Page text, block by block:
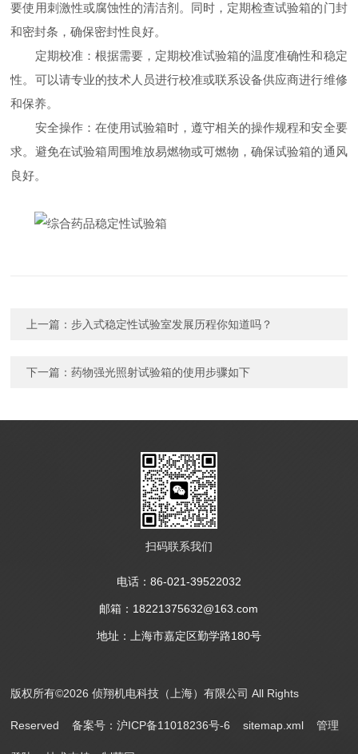
要使用刺激性或腐蚀性的清洁剂。同时，定期检查试验箱的门封
和密封条，确保密封性良好。
定期校准：根据需要，定期校准试验箱的温度准确性和稳定
性。可以请专业的技术人员进行校准或联系设备供应商进行维修
和保养。
安全操作：在使用试验箱时，遵守相关的操作规程和安全要
求。避免在试验箱周围堆放易燃物或可燃物，确保试验箱的通风
良好。
上一篇：步入式稳定性试验室发展历程你知道吗？
下一篇：药物强光照射试验箱的使用步骤如下
扫码联系我们
电话：86-021-39522032
邮箱：18221375632@163.com
地址：上海市嘉定区勤学路180号
版权所有©2026 侦翔机电科技（上海）有限公司 All Rights
Reserved备案号：沪ICP备11018236号-6 sitemap.xml 管理